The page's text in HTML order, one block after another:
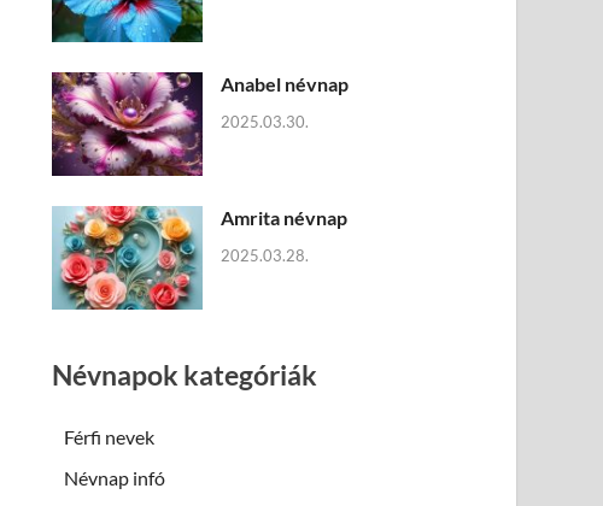
Anabel névnap
2025.03.30.
Amrita névnap
2025.03.28.
Névnapok kategóriák
Férfi nevek
Névnap infó